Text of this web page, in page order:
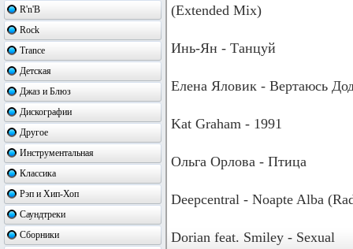
R'n'B
Rock
Trance
Детская
Джаз и Блюз
Дискографии
Другое
Инструментальная
Классика
Рэп и Хип-Хоп
Саундтреки
Сборники
(Extended Mix)
Инь-Ян - Танцуй
Елена Яловик - Вертаюсь
Kat Graham - 1991
Ольга Орлова - Птица
Deepcentral - Noapte Alba
Dorian feat. Smiley - Sexual